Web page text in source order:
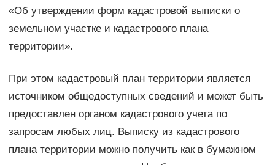
«Об утверждении форм кадастровой выписки о
земельном участке и кадастрового плана
территории».
При этом кадастровый план территории является
источником общедоступных сведений и может быть
предоставлен органом кадастрового учета по
запросам любых лиц. Выписку из кадастрового
плана территории можно получить как в бумажном